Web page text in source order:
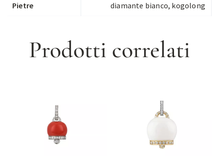
Pietre diamante bianco, kogolong
Prodotti correlati